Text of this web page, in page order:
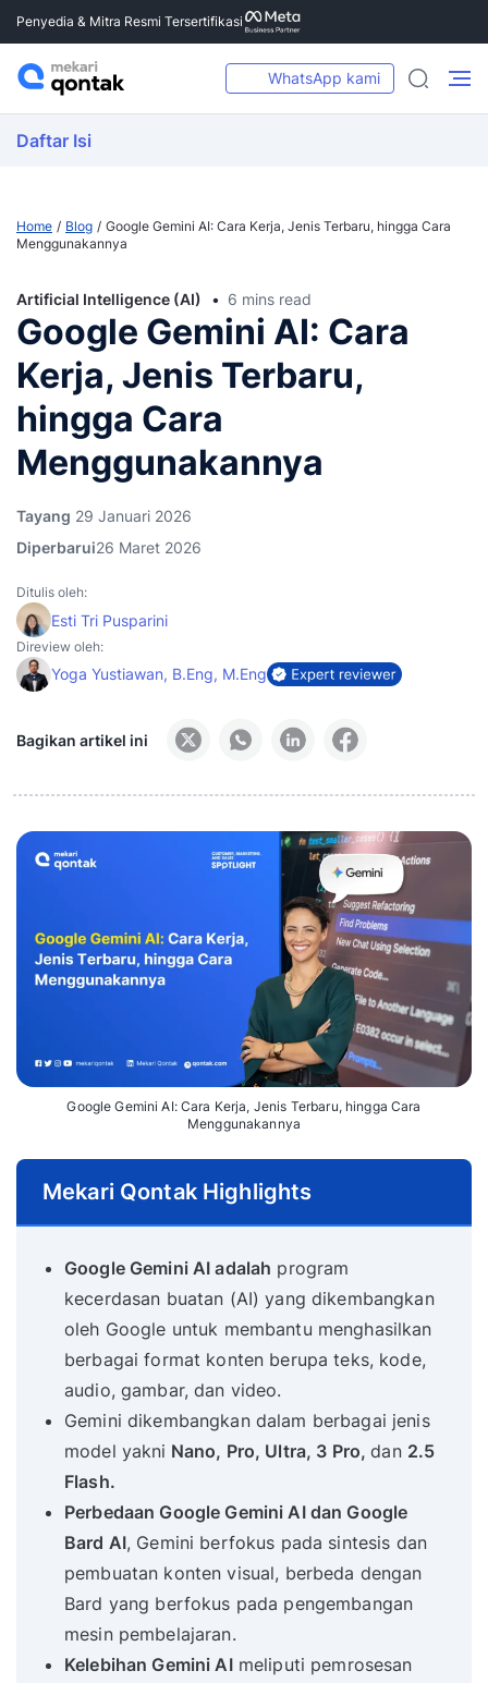
Penyedia & Mitra Resmi Tersertifikasi
WhatsApp kami
Daftar Isi
Home Blog
Google Gemini AI: Cara Kerja, Jenis Terbaru, hingga Cara
Menggunakannya
Artificial Intelligence (AI) 6 mins read
Google Gemini AI: Cara
Kerja, Jenis Terbaru,
hingga Cara
Menggunakannya
Tayang 29 Januari 2026
Diperbarui26 Maret 2026
Ditulis oleh:
Esti Tri Pusparini
Direview oleh:
Yoga Yustiawan, B.Eng, M.Eng
Bagikan artikel ini
Google Gemini AI: Cara Kerja, Jenis Terbaru, hingga Cara
Menggunakannya
Mekari Qontak Highlights
Google Gemini AI adalah program
kecerdasan buatan (AI) yang dikembangkan
oleh Google untuk membantu menghasilkan
berbagai format konten berupa teks, kode,
audio, gambar, dan video.
Gemini dikembangkan dalam berbagai jenis
model yakni Nano, Pro, Ultra, 3 Pro,dan 2.5
Flash.
Perbedaan Google Gemini AI dan Google
Bard AI, Gemini berfokus pada sintesis dan
pembuatan konten visual, berbeda dengan
Bard yang berfokus pada pengembangan
mesin pembelajaran.
Kelebihan Gemini AImeliputi pemrosesan